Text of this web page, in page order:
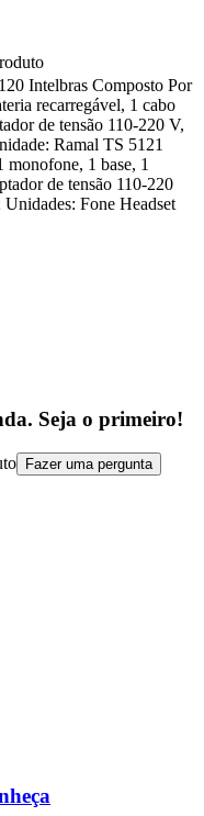
Intelbras Composto Por
recarregável, 1 cabo
de tensão 110-220 V,
Ramal TS 5121
1 base, 1
de tensão 110-220
Fone Headset
Seja o primeiro!
Fazer uma pergunta